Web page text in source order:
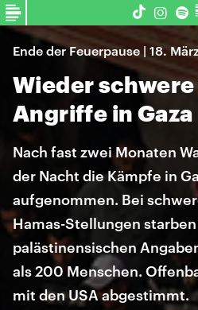
Ende der Feuerpause | 18.
Wieder
Angriffe in Gaza
Nach fast zwei Monaten
der Nacht die Kämpfe in
aufgenommen. Bei
Hamas-Stellungen
palästinensischen
als 200 Menschen.
mit den USA abgestimmt.